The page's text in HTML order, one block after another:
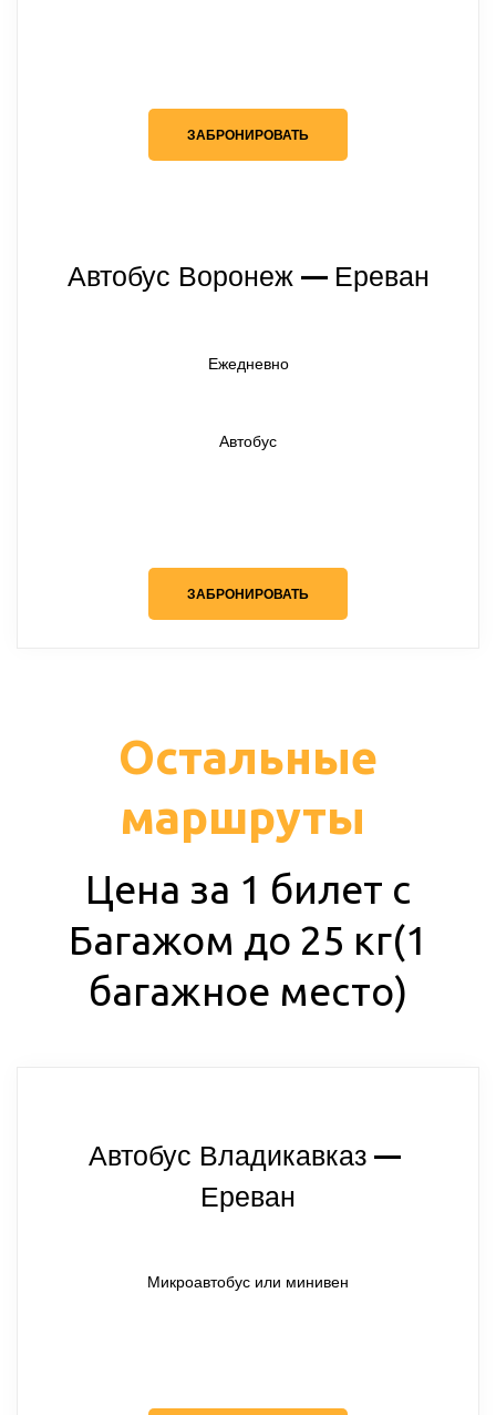
ЗАБРОНИРОВАТЬ
Автобус Воронеж — Ереван
Ежедневно
Автобус
ЗАБРОНИРОВАТЬ
Остальные
маршруты­­
Цена за 1 билет с
Багажом до 25 кг(1
багажное место)
Автобус Владикавказ
Ереван
Микроавтобус или минивен